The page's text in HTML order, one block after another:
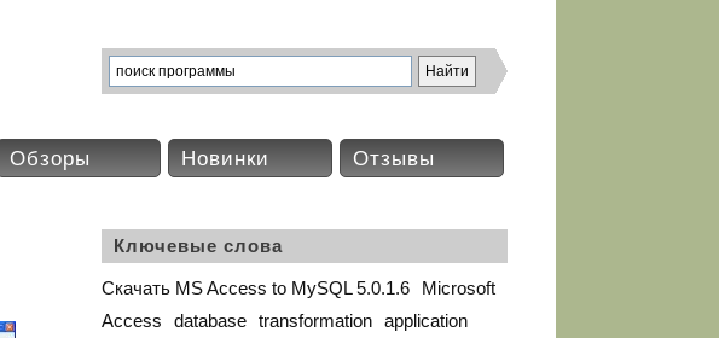
Обзоры Новинки Отзывы
Ключевые слова
Скачать MS Access to MySQL 5.0.1.6
Microsoft
Access
database transformation application